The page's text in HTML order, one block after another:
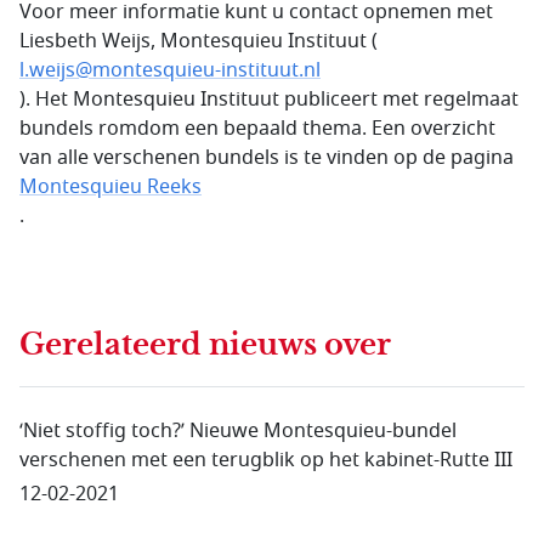
Voor meer informatie kunt u contact opnemen met
Liesbeth Weijs, Montesquieu Instituut (
l.weijs@montesquieu-instituut.nl
). Het Montesquieu Instituut publiceert met regelmaat
bundels romdom een bepaald thema. Een overzicht
van alle verschenen bundels is te vinden op de pagina
Montesquieu Reeks
.
Gerelateerd nieuws over
‘Niet stoffig toch?’ Nieuwe Montesquieu-bundel
verschenen met een terugblik op het kabinet-Rutte III
12-02-2021